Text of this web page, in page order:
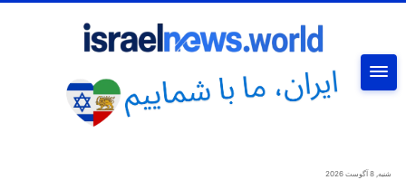
شنبه, 8 آگوست 2026